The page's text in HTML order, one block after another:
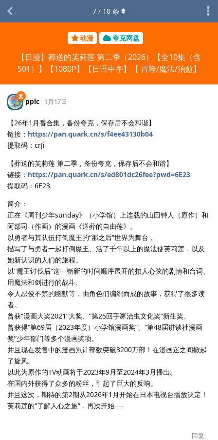
动漫 夸克网盘
【日漫】葬送的芙莉莲 第二季（2026）【全10集（含
S01）】【1080P】【日语中字】【 冒险/魔法/治愈】
7 / 10 条
pplc 1月17日
【26年1月番合集，备份夸克，保存后不会和谐】
链接： https://pan.quark.cn/s/f4ee43130b04
提取码：crJi
【葬送的芙莉莲 第二季，备份夸克，保存后不会和谐】
链接： https://pan.quark.cn/s/ed801dc26fee?pwd=6E23
提取码：6E23
简介：
正在《周刊少年sunday》（小学馆）上连载的山田钟人（原作）和
阿部司（作画）的漫画《送葬的自由莲》。
以勇者与其队伍打倒魔王的“那之后”世界为舞台，
描写了与勇者一起打倒魔王、活了千年以上的魔法使芙莉莲，以及
她新认识的人们的旅程。
以“魔王讨伐后”这一崭新的时间顺序展开的扣人心弦的剧情和台词、
用魔法和剑进行的战斗、
令人忍俊不禁的幽默等，由角色们编织而成的故事，获得了很多读
者。
曾获“漫画大奖2021”大奖、“第25回手冢治虫文化奖”新生奖、
曾获得“第69届（2023年度）小学馆漫画奖”、“第48届讲谈社漫画
奖”少年部门等多个漫画奖项。
并且现在发售中的漫画累计部数突破3200万部！在漫画迷之间掀起
了旋风。
以此为原作的TV动画将于2023年9月至2024年3月播出。
在国内外获得了众多的粉丝，引起了巨大的反响。
并且这次，期待的第2期从2026年1月开始在日本电视台播放决定！
芙莉莲的“了解人心之旅”，再次开始──
回复